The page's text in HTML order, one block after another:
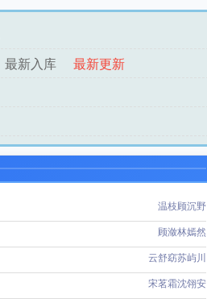
最新入库
最新更新
温枝顾沉野
顾潋林嫣然
云舒窈苏屿川
宋茗霜沈翎安